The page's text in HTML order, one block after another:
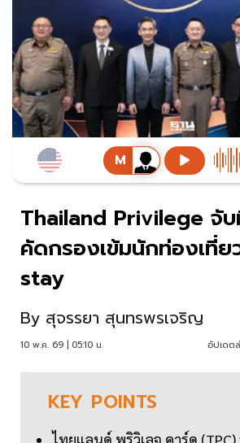
Thailand Privilege จั
คัดกรองเข้มนักท่องเที่
stay
By สุจรรยา สุนทรพรเจริญ
10 พ.ค. 69 | 05:10 น. อัปเดต
KEY POINTS